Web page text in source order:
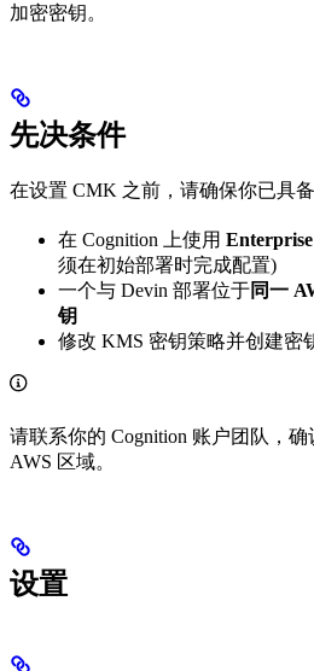
加密密钥。
先决条件
在设置 CMK 之前，请确保你已具备
在 Cognition 上使用
须在初始部署时完成配置)
一个与 Devin 部署位于同一
钥
修改 KMS 密钥策略并创建密
请联系你的 Cognition 账户团队，
AWS 区域。
设置